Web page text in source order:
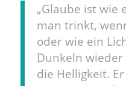
„Glaube ist wie
man trinkt,
oder wie ein
Dunkeln
die Helligkeit.